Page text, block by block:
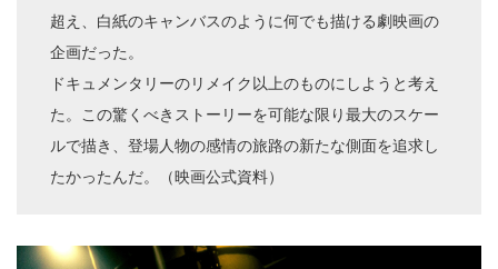
超え、白紙のキャンバスのように何でも描ける劇映画の
企画だった。
ドキュメンタリーのリメイク以上のものにしようと考え
た。この驚くべきストーリーを可能な限り最大のスケー
ルで描き、登場人物の感情の旅路の新たな側面を追求し
たかったんだ。（映画公式資料）